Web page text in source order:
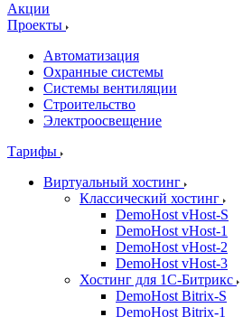
Акции
Проекты
Автоматизация
Охранные системы
Системы вентиляции
Строительство
Электроосвещение
Тарифы
Виртуальный хостинг
Классический хостинг
DemoHost vHost-S
DemoHost vHost-1
DemoHost vHost-2
DemoHost vHost-3
Хостинг для 1С-Битрикс
DemoHost Bitrix-S
DemoHost Bitrix-1